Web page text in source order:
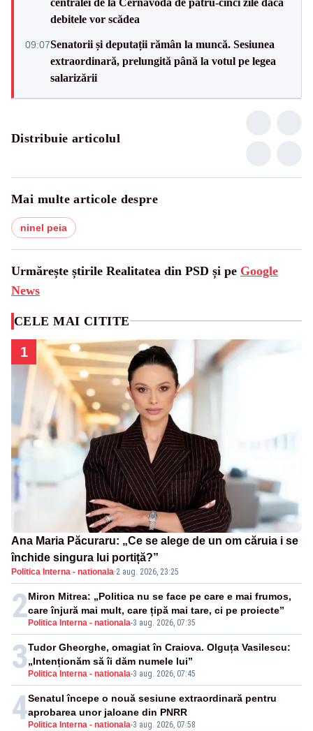
debitele vor scădea
09:07Senatorii și deputații rămân la muncă. Sesiunea
extraordinară, prelungită până la votul pe legea
salarizării
Distribuie articolul
Mai multe articole despre
ninel peia
Urmărește știrile Realitatea din PSD și pe Google
News
CELE MAI CITITE
1
Ana Maria Păcuraru: „Ce se alege de un om căruia i se
închide singura lui portiță?”
Politica Interna - nationala·2 aug. 2026, 23:25
2 Politica Interna - nationala-3 aug. 2026, 07:35
Miron Mitrea: „Politica nu se face pe care e mai frumos,
care înjură mai mult, care țipă mai tare, ci pe proiecte”
3 Politica Interna - nationala-3 aug. 2026, 07:45
Tudor Gheorghe, omagiat în Craiova. Olguța Vasilescu:
„Intenționăm să îi dăm numele lui”
4 Politica Interna - nationala-3 aug. 2026, 07:58
Senatul începe o nouă sesiune extraordinară pentru
aprobarea unor jaloane din PNRR